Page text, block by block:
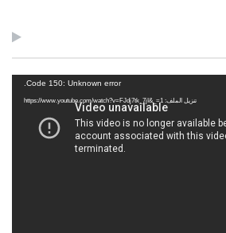
Code 150: Unknown error.
تنزيل الملف: https://www.youtube.com/watch?v=FJdj7tk_7jI&_=1